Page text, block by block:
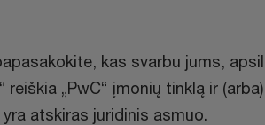
kas svarbu jums,
reiškia „PwC“ įmonių tinklą ir
atskiras juridinis asmuo.